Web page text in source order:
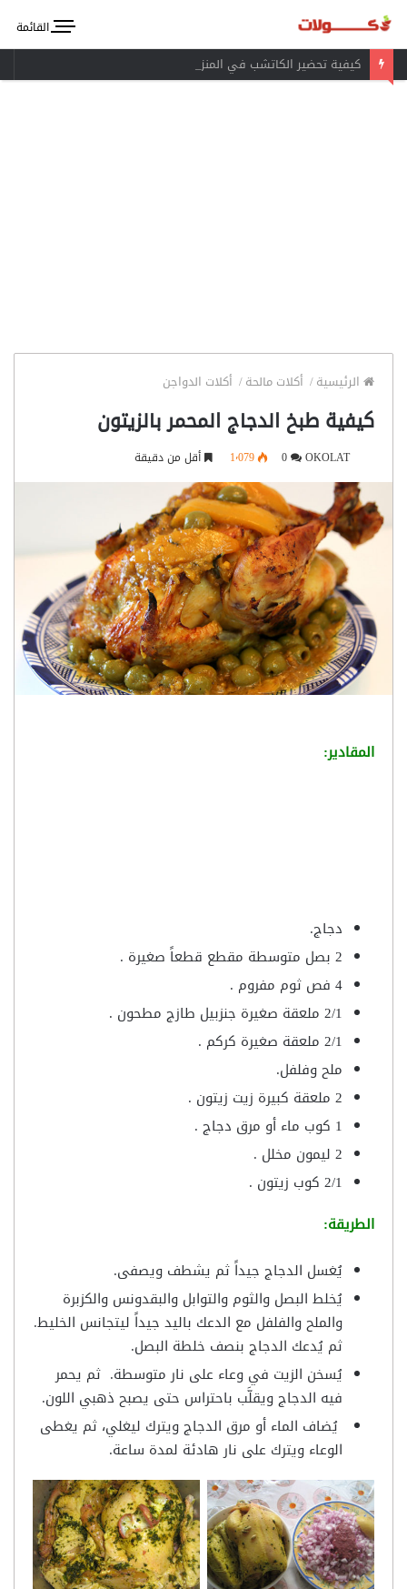
القائمة
كيفية تحضير الكاتشب في المنزل
الرئيسية/ أكلات مالحة/ أكلات الدواجن
كيفية طبخ الدجاج المحمر بالزيتون
OKOLAT 1٬079 أقل من دقيقة
المقادير:
دجاج.
2 بصل متوسطة مقطع قطعاً صغيرة .
4 فص ثوم مفروم .
2/1 ملعقة صغيرة جنزبيل طازج مطحون .
2/1 ملعقة صغيرة كركم .
ملح وفلفل.
2 ملعقة كبيرة زيت زيتون .
1 كوب ماء أو مرق دجاج .
2 ليمون مخلل .
2/1 كوب زيتون .
الطريقة:
يُغسل الدجاج جيداً ثم يشطف ويصفى.
يُخلط البصل والثوم والتوابل والبقدونس والكزبرة
والملح والفلفل مع الدعك باليد جيداً ليتجانس الخليط.
ثم يُدعك الدجاج بنصف خلطة البصل.
يُسخن الزيت في وعاء على نار متوسطة. ثم يحمر
فيه الدجاج ويقلَّب باحتراس حتى يصبح ذهبي اللون.
يُضاف الماء أو مرق الدجاج ويترك ليغلي، ثم يغطى
الوعاء ويترك على نار هادئة لمدة ساعة.